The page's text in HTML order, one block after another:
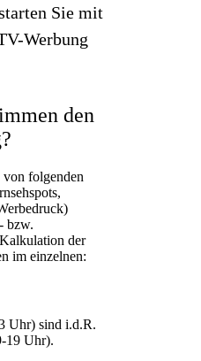
Sie mit
Werbung
den
folgenden
bzw.
der
im einzelnen:
Uhr) sind i.d.R.
19 Uhr).